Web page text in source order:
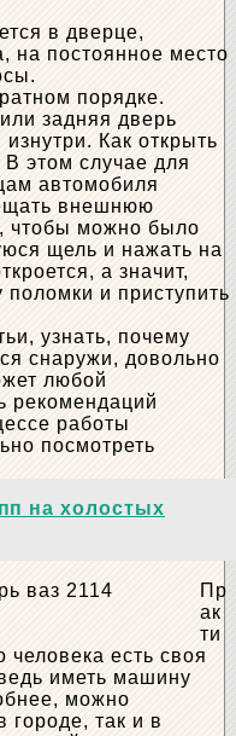
в дверце,
на постоянное место
порядке.
задняя дверь
Как открыть
этом случае для
автомобиля
внешнюю
чтобы можно было
щель и нажать на
а значит,
и приступить
узнать, почему
снаружи, довольно
любой
рекомендаций
работы
посмотреть
на холостых
Пр
ак
ти
человека есть своя
иметь машину
можно
городе, так и в